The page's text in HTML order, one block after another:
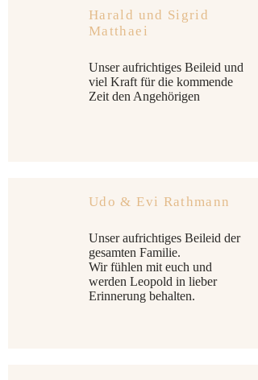
Harald und Sigrid
Matthaei
Unser aufrichtiges Beileid und
viel Kraft für die kommende
Zeit den Angehörigen
Udo & Evi Rathmann
Unser aufrichtiges Beileid der
gesamten Familie.
Wir fühlen mit euch und
werden Leopold in lieber
Erinnerung behalten.